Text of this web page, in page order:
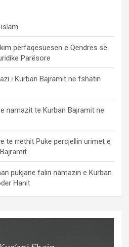
përfaqësuesen e Qendrës së
Parësore
i Kurban Bajramit ne fshatin
namazit te Kurban Bajramit ne
te rrethit Puke percjellin urimet e
pukjane falin namazin e Kurban
Hanit